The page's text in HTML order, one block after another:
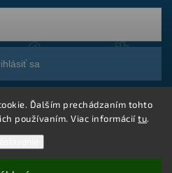
Ďalším prechádzaním tohto
používaním. Viac informáciítu.
sa